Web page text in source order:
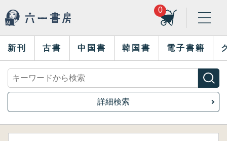
0
新刊 古書 中国書 韓国書 電子書籍
詳細検索